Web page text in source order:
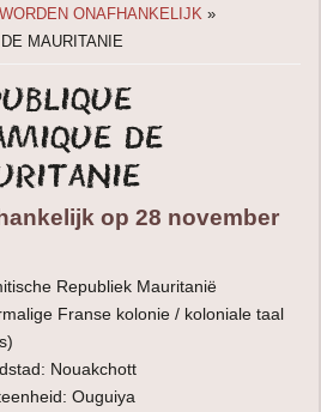
ONAFHANKELIJK »
MAURITANIE
de
op 28 november
Republiek Mauritanië
Franse kolonie / koloniale taal
Nouakchott
Ouguiya